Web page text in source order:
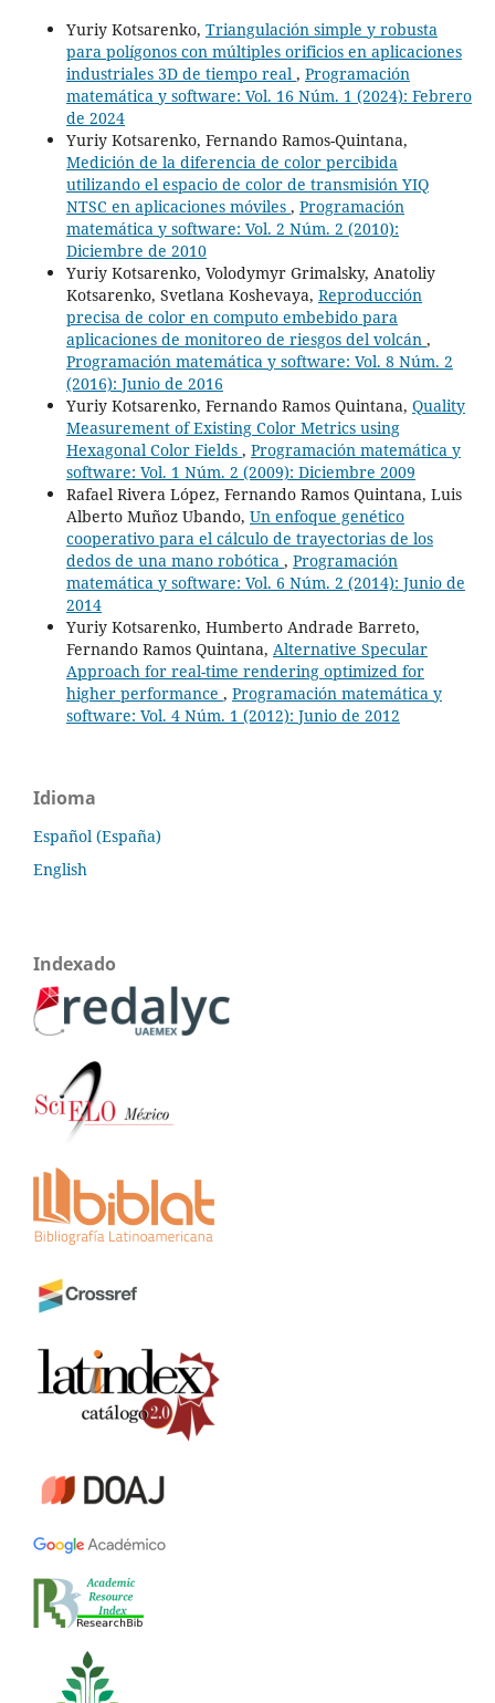
Yuriy Kotsarenko, Triangulación simple y robusta
para polígonos con múltiples orificios en aplicaciones
industriales 3D de tiempo real , Programación
matemática y software: Vol. 16 Núm. 1 (2024): Febrero
de 2024
Yuriy Kotsarenko, Fernando Ramos-Quintana,
Medición de la diferencia de color percibida
utilizando el espacio de color de transmisión YIQ
NTSC en aplicaciones móviles , Programación
matemática y software: Vol. 2 Núm. 2 (2010):
Diciembre de 2010
Yuriy Kotsarenko, Volodymyr Grimalsky, Anatoliy
Kotsarenko, Svetlana Koshevaya, Reproducción
precisa de color en computo embebido para
aplicaciones de monitoreo de riesgos del volcán ,
Programación matemática y software: Vol. 8 Núm. 2
(2016): Junio de 2016
Yuriy Kotsarenko, Fernando Ramos Quintana, Quality
Measurement of Existing Color Metrics using
Hexagonal Color Fields , Programación matemática y
software: Vol. 1 Núm. 2 (2009): Diciembre 2009
Rafael Rivera López, Fernando Ramos Quintana, Luis
Alberto Muñoz Ubando, Un enfoque genético
cooperativo para el cálculo de trayectorias de los
dedos de una mano robótica , Programación
matemática y software: Vol. 6 Núm. 2 (2014): Junio de
2014
Yuriy Kotsarenko, Humberto Andrade Barreto,
Fernando Ramos Quintana, Alternative Specular
Approach for real-time rendering optimized for
higher performance , Programación matemática y
software: Vol. 4 Núm. 1 (2012): Junio de 2012
Idioma
Español (España)
English
Indexado